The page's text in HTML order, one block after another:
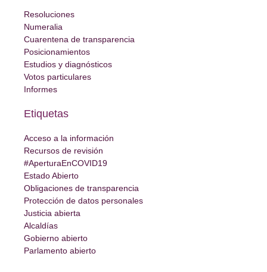
Resoluciones
Numeralia
Cuarentena de transparencia
Posicionamientos
Estudios y diagnósticos
Votos particulares
Informes
Etiquetas
Acceso a la información
Recursos de revisión
#AperturaEnCOVID19
Estado Abierto
Obligaciones de transparencia
Protección de datos personales
Justicia abierta
Alcaldías
Gobierno abierto
Parlamento abierto